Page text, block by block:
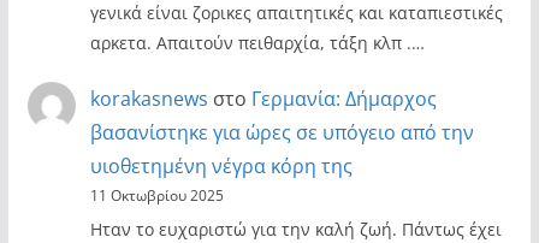
γενικά είναι ζορικες απαιτητικές και καταπιεστικές
αρκετα. Απαιτούν πειθαρχία, τάξη κλπ .…
korakasnews στο Γερμανία: Δήμαρχος
βασανίστηκε για ώρες σε υπόγειο από την
υιοθετημένη νέγρα κόρη της
11 Οκτωβρίου 2025
Ηταν το ευχαριστώ για την καλή ζωή. Πάντως έχει